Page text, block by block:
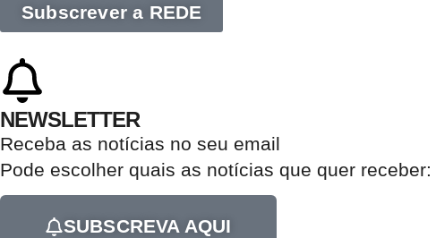
Subscrever a REDE
NEWSLETTER
Receba as notícias no seu email​
Pode escolher quais as notícias que quer receber:
SUBSCREVA AQUI